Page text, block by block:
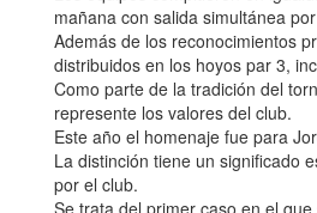
mañana con salida simultánea
Además de los reconocimientos
distribuidos en los hoyos par 3,
Como parte de la tradición del
represente los valores del club.
Este año el homenaje fue para
La distinción tiene un significado
por el club.
Se trata del primer caso en el